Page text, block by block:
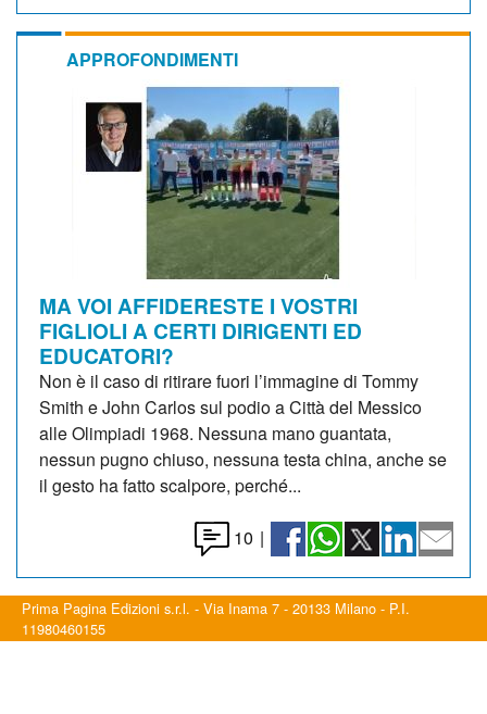
APPROFONDIMENTI
MA VOI AFFIDERESTE I VOSTRI
FIGLIOLI A CERTI DIRIGENTI ED
EDUCATORI?
Non è il caso di ritirare fuori l’immagine di Tommy
Smith e John Carlos sul podio a Città del Messico
alle Olimpiadi 1968. Nessuna mano guantata,
nessun pugno chiuso, nessuna testa china, anche se
il gesto ha fatto scalpore, perché...
10 |
Prima Pagina Edizioni s.r.l. - Via Inama 7 - 20133 Milano - P.I.
11980460155